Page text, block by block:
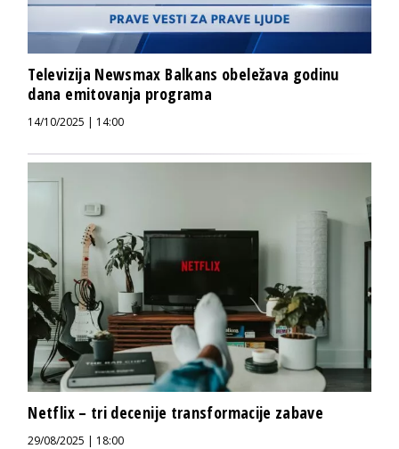
Televizija Newsmax Balkans obeležava godinu
dana emitovanja programa
14/10/2025 | 14:00
Netflix – tri decenije transformacije zabave
29/08/2025 | 18:00